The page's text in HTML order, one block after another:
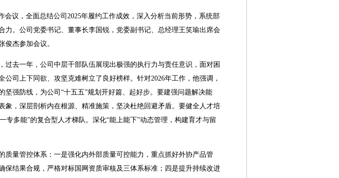
议，全面总结公司2025年履约工作成效，深入分析当前形势，系统部
。公司党委书记、董事长李国锐，党委副书记、总经理王笑瑜出席会
俊杰参加会议。
去一年，公司中层干部队伍展现出极强的执行力与责任意识，面对困
司上下同欲、攻坚克难树立了良好榜样。针对2026年工作，他强调，
强防线，为公司“十五五”规划开好篇、起好步。要建强问题解决能
，深层剖析内在根源、精准施策，坚决杜绝回避矛盾。要健全人才培
专多能”的复合型人才梯队。深化“能上能下”动态管理，构建育才与留
量管控体系：一是强化内外部质量可控能力，重点抓好外协产品管
结果合规，严格对标国网资质审核及三体系标准；四是提升持续改进